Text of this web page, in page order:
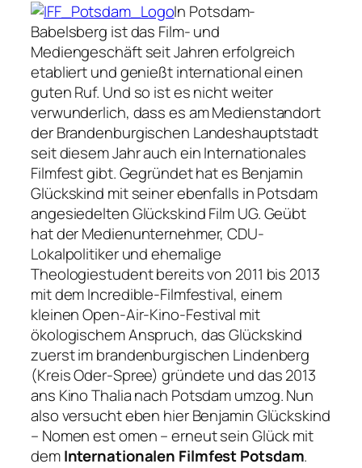
In Potsdam-
Babelsberg ist das Film- und
Mediengeschäft seit Jahren erfolgreich
etabliert und genießt international einen
guten Ruf. Und so ist es nicht weiter
verwunderlich, dass es am Medienstandort
der Brandenburgischen Landeshauptstadt
seit diesem Jahr auch ein Internationales
Filmfest gibt. Gegründet hat es Benjamin
Glückskind mit seiner ebenfalls in Potsdam
angesiedelten Glückskind Film UG. Geübt
hat der Medienunternehmer, CDU-
Lokalpolitiker und ehemalige
Theologiestudent bereits von 2011 bis 2013
mit dem Incredible-Filmfestival, einem
kleinen Open-Air-Kino-Festival mit
ökologischem Anspruch, das Glückskind
zuerst im brandenburgischen Lindenberg
(Kreis Oder-Spree) gründete und das 2013
ans Kino Thalia nach Potsdam umzog. Nun
also versucht eben hier Benjamin Glückskind
– Nomen est omen – erneut sein Glück mit
demInternationalen Filmfest Potsdam.